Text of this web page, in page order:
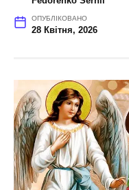
ОПУБЛІКОВАНО
28 Квітня, 2026